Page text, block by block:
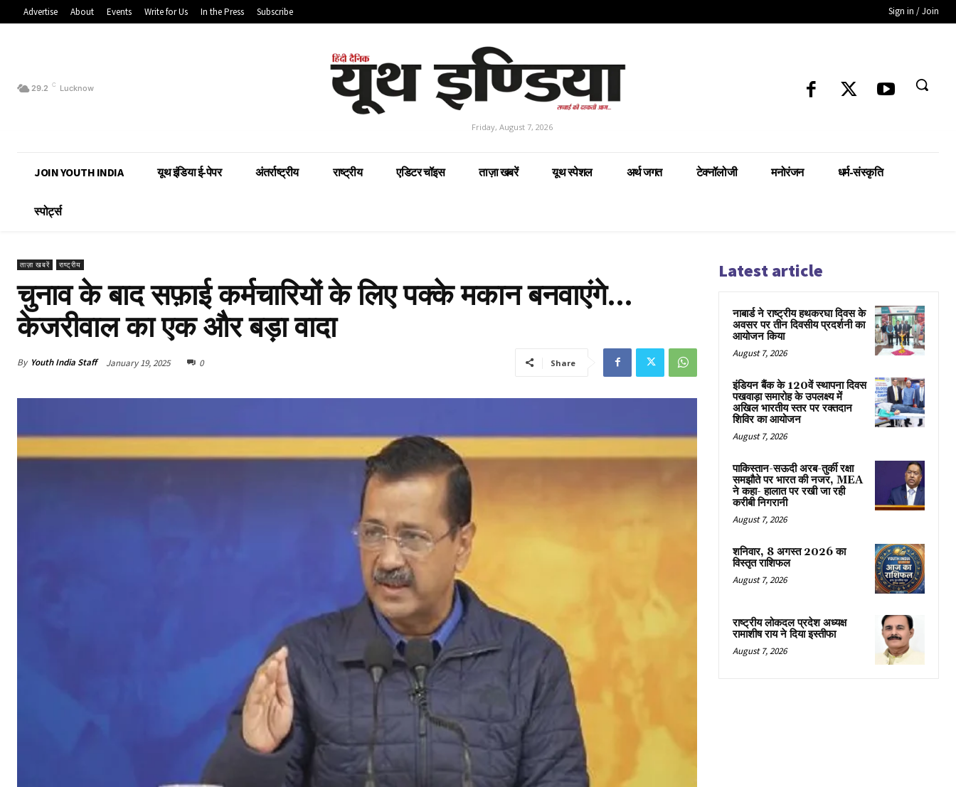
Advertise About Events Write for Us In the Press Subscribe Sign in / Join
29.2 C Lucknow
Friday, August 7, 2026
JOIN YOUTH INDIA यूथ इंडिया ई-पेपर अंतर्राष्ट्रीय राष्ट्रीय एडिटर चॉइस ताज़ा खबरें यूथ स्पेशल अर्थ जगत टेक्नॉलोजी मनोरंजन धर्म-संस्कृति
स्पोर्ट्स
ताज़ा खबरें राष्ट्रीय
चुनाव के बाद सफ़ाई कर्मचारियों के लिए पक्के मकान बनवाएंगे…
केजरीवाल का एक और बड़ा वादा
By Youth India Staff January 19, 2025 0 Share
Latest article
नाबार्ड ने राष्ट्रीय हथकरघा दिवस के
अवसर पर तीन दिवसीय प्रदर्शनी का
आयोजन किया
August 7, 2026
इंडियन बैंक के 120वें स्थापना दिवस
पखवाड़ा समारोह के उपलक्ष्य में
अखिल भारतीय स्तर पर रक्तदान
शिविर का आयोजन
August 7, 2026
पाकिस्तान-सऊदी अरब-तुर्की रक्षा
समझौते पर भारत की नजर, MEA
ने कहा- हालात पर रखी जा रही
करीबी निगरानी
August 7, 2026
शनिवार, 8 अगस्त 2026 का
विस्तृत राशिफल
August 7, 2026
राष्ट्रीय लोकदल प्रदेश अध्यक्ष
रामाशीष राय ने दिया इस्तीफा
August 7, 2026